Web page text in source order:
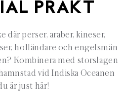
PRAKT
där perser, araber, kineser,
holländare och engelsmän
Kombinera med storslagen
vid Indiska Oceanen
är just här!